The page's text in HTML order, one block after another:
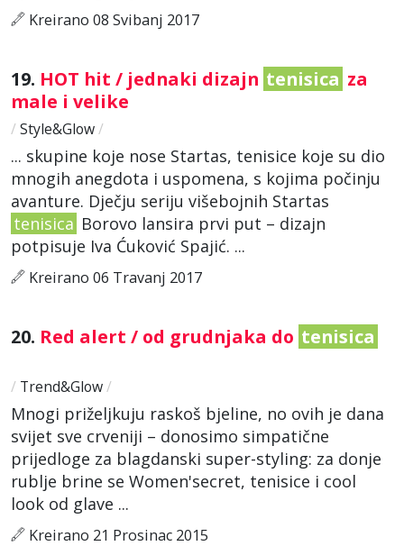
Kreirano 08 Svibanj 2017
19. HOT hit / jednaki dizajn tenisica za
male i velike
/ Style&Glow/
... skupine koje nose Startas, tenisice koje su dio
mnogih anegdota i uspomena, s kojima počinju
avanture. Dječju seriju višebojnih Startas
tenisica Borovo lansira prvi put – dizajn
potpisuje Iva Ćuković Spajić. ...
Kreirano 06 Travanj 2017
20. Red alert / od grudnjaka do tenisica
/ Trend&Glow/
Mnogi priželjkuju raskoš bjeline, no ovih je dana
svijet sve crveniji – donosimo simpatične
prijedloge za blagdanski super-styling: za donje
rublje brine se Women'secret, tenisice i cool
look od glave ...
Kreirano 21 Prosinac 2015